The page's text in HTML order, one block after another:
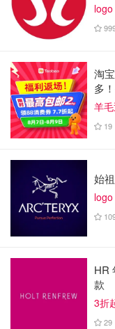
淘
多
羊
19
始
HR
款
3折
29